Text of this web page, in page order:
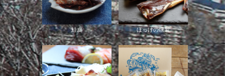
鮭皮 ほっけの燻製